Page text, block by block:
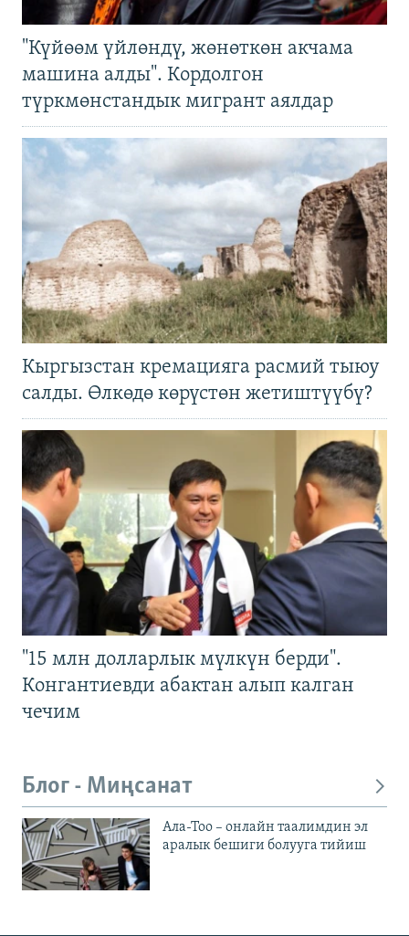
"Күйөөм үйлөндү, жөнөткөн акчама
машина алды". Кордолгон
түркмөнстандык мигрант аялдар
Кыргызстан кремацияга расмий тыюу
салды. Өлкөдө көрүстөн жетиштүүбү?
"15 млн долларлык мүлкүн берди".
Конгантиевди абактан алып калган
чечим
Блог - Миңсанат
Ала-Тоо – онлайн таалимдин эл
аралык бешиги болууга тийиш